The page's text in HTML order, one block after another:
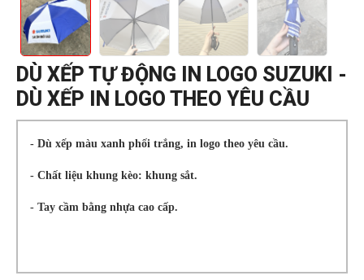
DÙ XẾP TỰ ĐỘNG IN LOGO SUZUKI -
DÙ XẾP IN LOGO THEO YÊU CẦU
- Dù xếp màu xanh phối trắng, in logo theo yêu cầu.
- Chất liệu khung kèo: khung sắt.
- Tay cầm bằng nhựa cao cấp.